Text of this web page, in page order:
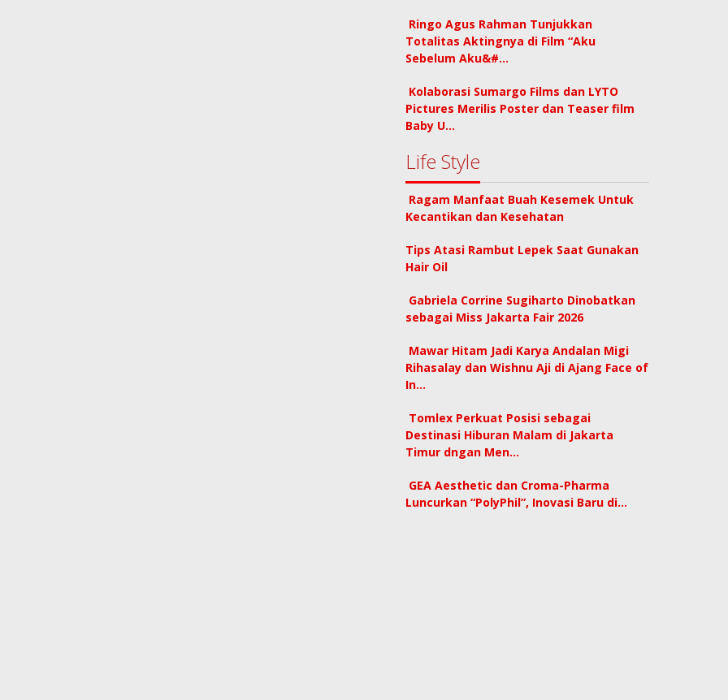
Ringo Agus Rahman Tunjukkan
Totalitas Aktingnya di Film “Aku
Sebelum Aku&#…
Kolaborasi Sumargo Films dan LYTO
Pictures Merilis Poster dan Teaser film
Baby U…
Life Style
Ragam Manfaat Buah Kesemek Untuk
Kecantikan dan Kesehatan
Tips Atasi Rambut Lepek Saat Gunakan
Hair Oil
Gabriela Corrine Sugiharto Dinobatkan
sebagai Miss Jakarta Fair 2026
Mawar Hitam Jadi Karya Andalan Migi
Rihasalay dan Wishnu Aji di Ajang Face of
In…
Tomlex Perkuat Posisi sebagai
Destinasi Hiburan Malam di Jakarta
Timur dngan Men…
GEA Aesthetic dan Croma-Pharma
Luncurkan “PolyPhil”, Inovasi Baru di…